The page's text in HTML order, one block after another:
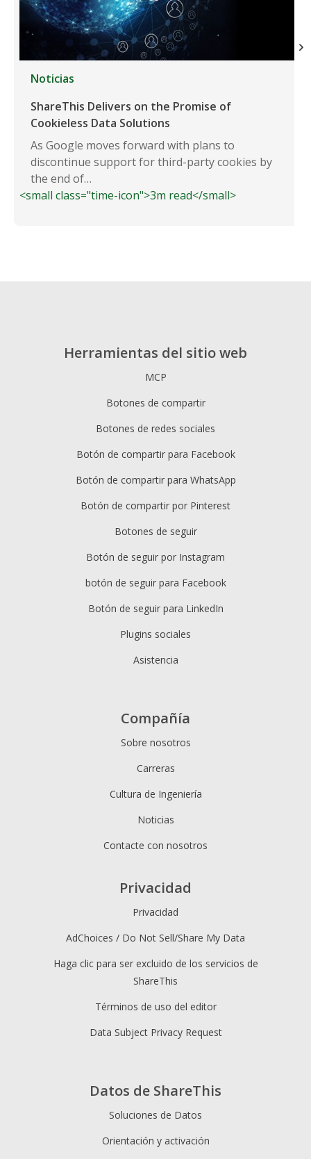
Noticias
ShareThis Delivers on the Promise of
Cookieless Data Solutions
As Google moves forward with plans to
discontinue support for third-party cookies by
the end of…
<small class="time-icon">3m read</small>
Herramientas del sitio web
MCP
Botones de compartir
Botones de redes sociales
Botón de compartir para Facebook
Botón de compartir para WhatsApp
Botón de compartir por Pinterest
Botones de seguir
Botón de seguir por Instagram
botón de seguir para Facebook
Botón de seguir para LinkedIn
Plugins sociales
Asistencia
Datos de ShareThis
Soluciones de Datos
Orientación y activación
Compañía
Sobre nosotros
Carreras
Cultura de Ingeniería
Noticias
Contacte con nosotros
Privacidad
Privacidad
AdChoices / Do Not Sell/Share My Data
Haga clic para ser excluido de los servicios de
ShareThis
Términos de uso del editor
Data Subject Privacy Request